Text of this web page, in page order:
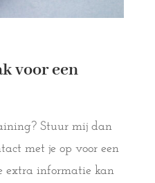
voor een
Stuur mij dan
met je op voor een
extra informatie kan